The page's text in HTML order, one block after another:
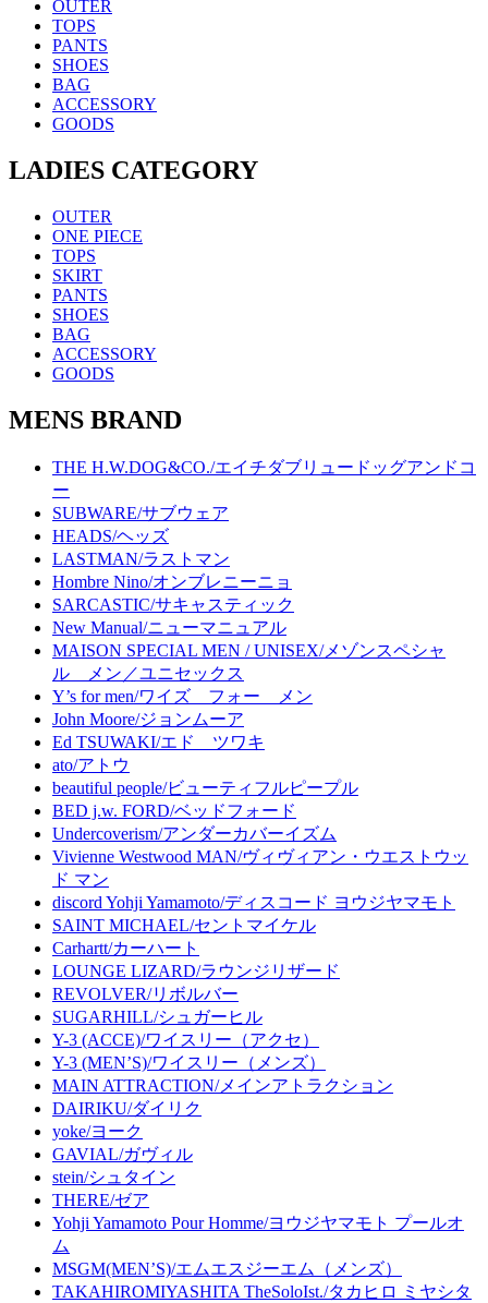
OUTER
TOPS
PANTS
SHOES
BAG
ACCESSORY
GOODS
LADIES CATEGORY
OUTER
ONE PIECE
TOPS
SKIRT
PANTS
SHOES
BAG
ACCESSORY
GOODS
MENS BRAND
THE H.W.DOG&CO./エイチダブリュードッグアンドコ
ー
SUBWARE/サブウェア
HEADS/ヘッズ
LASTMAN/ラストマン
Hombre Nino/オンブレニーニョ
SARCASTIC/サキャスティック
New Manual/ニューマニュアル
MAISON SPECIAL MEN / UNISEX/メゾンスペシャ
ル メン／ユニセックス
Y’s for men/ワイズ フォー メン
John Moore/ジョンムーア
Ed TSUWAKI/エド ツワキ
ato/アトウ
beautiful people/ビューティフルピープル
BED j.w. FORD/ベッドフォード
Undercoverism/アンダーカバーイズム
Vivienne Westwood MAN/ヴィヴィアン・ウエストウッ
ド マン
discord Yohji Yamamoto/ディスコード ヨウジヤマモト
SAINT MICHAEL/セントマイケル
Carhartt/カーハート
LOUNGE LIZARD/ラウンジリザード
REVOLVER/リボルバー
SUGARHILL/シュガーヒル
Y-3 (ACCE)/ワイスリー（アクセ）
Y-3 (MEN’S)/ワイスリー（メンズ）
MAIN ATTRACTION/メインアトラクション
DAIRIKU/ダイリク
yoke/ヨーク
GAVIAL/ガヴィル
stein/シュタイン
THERE/ゼア
Yohji Yamamoto Pour Homme/ヨウジヤマモト プールオ
ム
MSGM(MEN’S)/エムエスジーエム（メンズ）
TAKAHIROMIYASHITA TheSoloIst./タカヒロ ミヤシタ